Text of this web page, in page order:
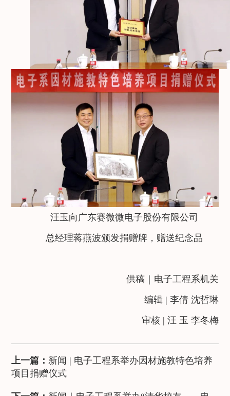
汪玉向广东赛微微电子股份有限公司
总经理蒋燕波颁发捐赠牌，赠送纪念品
供稿｜电子工程系机关
编辑 | 李倩 沈哲琳
审核 | 汪 玉 李冬梅
上一篇： 新闻 | 电子工程系举办因材施教特色培养
项目捐赠仪式